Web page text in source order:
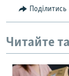
Поділитись
Читайте